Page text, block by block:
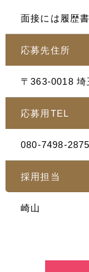
面接には履歴
応募先住所
〒363-0018 埼
応募用TEL
080-7498-2875
採用担当
崎山